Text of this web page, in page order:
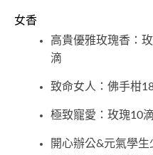
女香
高貴優雅玫瑰香：
滴
致命女人：佛手柑
極致寵愛：玫瑰10
開心辦公&元氣學